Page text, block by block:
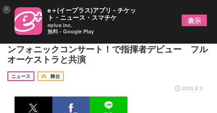
三浦宏規、ミュージカル『のだめカンタービレ』シ
ンフォニックコンサート！で指揮者デビュー フル
オーケストラと共演
ニュース
舞台
2025.8.2
× e＋(イープラス)アプリ - チケッ
ト・ニュース・スマチケ
eplus inc.
無料 - Google Play
表示